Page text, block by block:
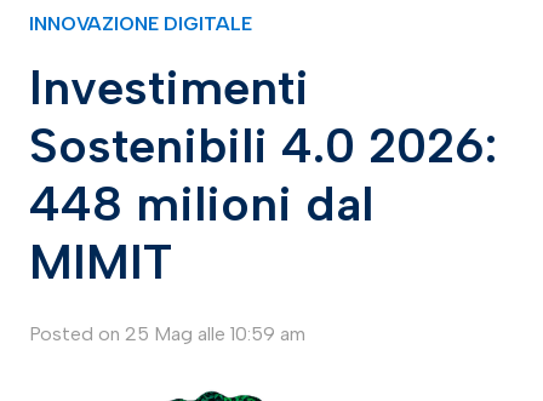
INNOVAZIONE DIGITALE
Investimenti
Sostenibili 4.0 2026:
448 milioni dal
MIMIT
Posted on 25 Mag alle 10:59 am